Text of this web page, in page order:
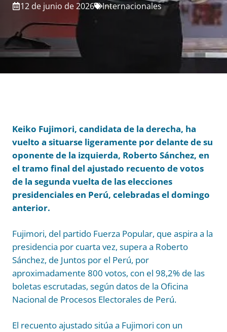
12 de junio de 2026 Internacionales
Keiko Fujimori, candidata de la derecha, ha
vuelto a situarse ligeramente por delante de su
oponente de la izquierda, Roberto Sánchez, en
el tramo final del ajustado recuento de votos
de la segunda vuelta de las elecciones
presidenciales en Perú, celebradas el domingo
anterior.
Fujimori, del partido Fuerza Popular, que aspira a la
presidencia por cuarta vez, supera a Roberto
Sánchez, de Juntos por el Perú, por
aproximadamente 800 votos, con el 98,2% de las
boletas escrutadas, según datos de la Oficina
Nacional de Procesos Electorales de Perú.
El recuento ajustado sitúa a Fujimori con un